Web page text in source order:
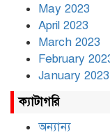
May 2023
April 2023
March 2023
February
January 2023
ক্যাটাগরি
অন্যান্য